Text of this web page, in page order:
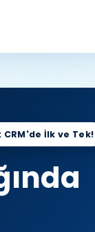
İlk ve Tek!